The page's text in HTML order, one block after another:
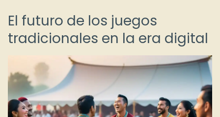
El futuro de los juegos
tradicionales en la era digital